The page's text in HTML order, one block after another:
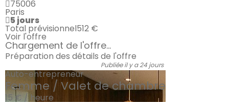
75006
Paris
5 jours
Total prévisionnel512 €
Voir l'offre
Chargement de l'offre...
Préparation des détails de l'offre
Publiée il y a 24 jours
Auto-entrepreneur
Femme / Valet de chambre
15 € / heure